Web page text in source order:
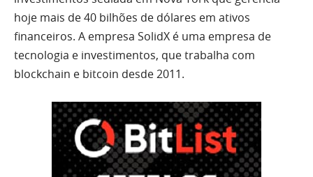
hoje mais de 40 bilhões de dólares em ativos
financeiros. A empresa SolidX é uma empresa de
tecnologia e investimentos, que trabalha com
blockchain e bitcoin desde 2011.